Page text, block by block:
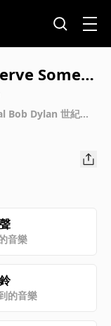
Someb
Bob Dylan 世紀典
音樂
的音樂